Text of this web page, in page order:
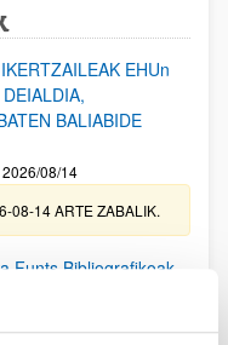
EHUn
BALIABIDE
08/14
08-14 ARTE ZABALIK.
Funts Bibliografikoak